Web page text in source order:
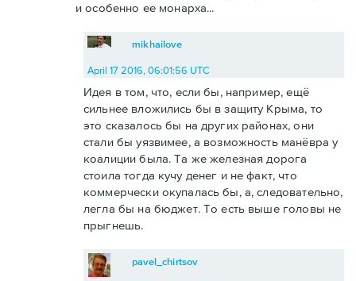
и особенно ее монарха...
mikhailove
April 17 2016, 06:01:56 UTC
Идея в том, что, если бы, например, ещё
сильнее вложились бы в защиту Крыма, то
это сказалось бы на других районах, они
стали бы уязвимее, а возможность манёвра у
коалиции была. Та же железная дорога
стоила тогда кучу денег и не факт, что
коммерчески окупалась бы, а, следовательно,
легла бы на бюджет. То есть выше головы не
прыгнешь.
pavel_chirtsov